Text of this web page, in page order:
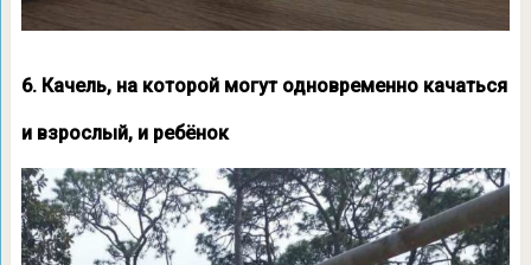
6. Качель, на которой могут одновременно качаться
и взрослый, и ребёнок